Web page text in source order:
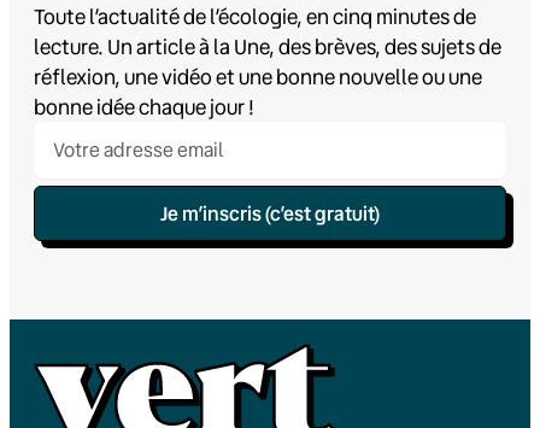
Toute l’actualité de l’écologie, en cinq minutes de
lecture. Un article à la Une, des brèves, des sujets de
réflexion, une vidéo et une bonne nouvelle ou une
bonne idée chaque jour !
Je m’inscris (c’est gratuit)